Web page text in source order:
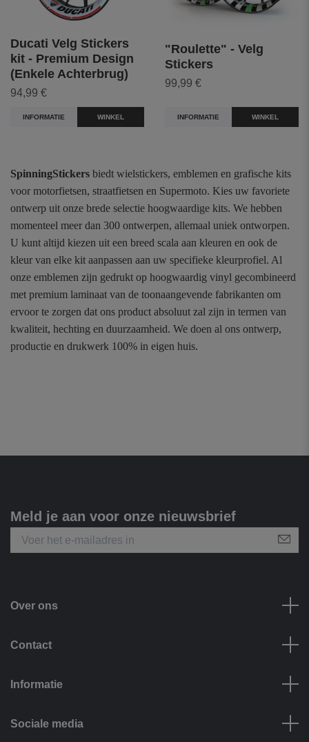
Ducati Velg Stickers
kit - Premium Design
(Enkele Achterbrug)
94,99 €
INFORMATIE WINKEL
"Roulette" - Velg
Stickers
99,99 €
INFORMATIE WINKEL
SpinningStickers biedt wielstickers, emblemen en grafische kits
voor motorfietsen, straatfietsen en Supermoto. Kies uw favoriete
ontwerp uit onze brede selectie hoogwaardige kits. We hebben
momenteel meer dan 300 ontwerpen, allemaal uniek ontworpen.
U kunt altijd kiezen uit een breed scala aan kleuren en ook de
kleur van elke kit aanpassen aan uw specifieke kleurprofiel. Al
onze emblemen zijn gedrukt op hoogwaardig vinyl gecombineerd
met premium laminaat van de toonaangevende fabrikanten om
ervoor te zorgen dat ons product absoluut zal zijn in termen van
kwaliteit, hechting en duurzaamheid. We doen al ons ontwerp,
productie en drukwerk 100% in eigen huis.
Meld je aan voor onze nieuwsbrief
Over ons
Contact
Informatie
Sociale media